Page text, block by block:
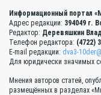
Информационный портал
Адрес редакции: 394049 г.
Редактор: Деревяшкин
Телефон редактора: (4722)
E-mail редакции: dva3-
Для юридически значимых
Мнения авторов статей,
размещённых в разделах